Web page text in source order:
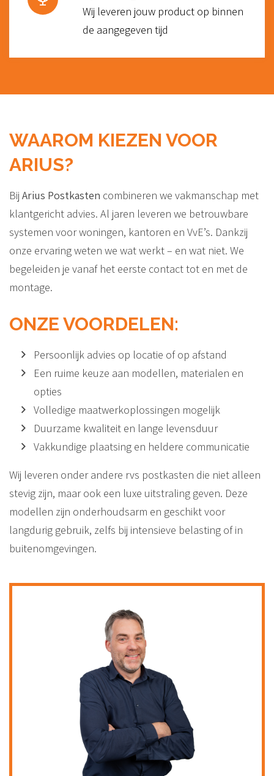
Wij leveren jouw product op binnen
de aangegeven tijd
WAAROM KIEZEN VOOR
ARIUS?
Bij Arius Postkasten combineren we vakmanschap met
klantgericht advies. Al jaren leveren we betrouwbare
systemen voor woningen, kantoren en VvE’s. Dankzij
onze ervaring weten we wat werkt – en wat niet. We
begeleiden je vanaf het eerste contact tot en met de
montage.
ONZE VOORDELEN:
Persoonlijk advies op locatie of op afstand
Een ruime keuze aan modellen, materialen en
opties
Volledige maatwerkoplossingen mogelijk
Duurzame kwaliteit en lange levensduur
Vakkundige plaatsing en heldere communicatie
Wij leveren onder andere rvs postkasten die niet alleen
stevig zijn, maar ook een luxe uitstraling geven. Deze
modellen zijn onderhoudsarm en geschikt voor
langdurig gebruik, zelfs bij intensieve belasting of in
buitenomgevingen.